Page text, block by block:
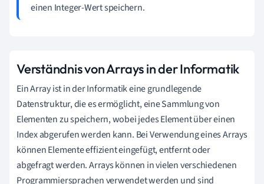
einen Integer-Wert speichern.
Verständnis von Arrays in der Informatik
Ein Array ist in der Informatik eine grundlegende
Datenstruktur, die es ermöglicht, eine Sammlung von
Elementen zu speichern, wobei jedes Element über einen
Index abgerufen werden kann. Bei Verwendung eines Arrays
können Elemente effizient eingefügt, entfernt oder
abgefragt werden. Arrays können in vielen verschiedenen
Programmiersprachen verwendet werden und sind